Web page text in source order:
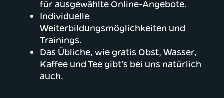
für ausgewählte Online-Angebote.
Individuelle
Weiterbildungsmöglichkeiten und
Trainings.
Das Übliche, wie gratis Obst, Wasser,
Kaffee und Tee gibt’s bei uns natürlich
auch.